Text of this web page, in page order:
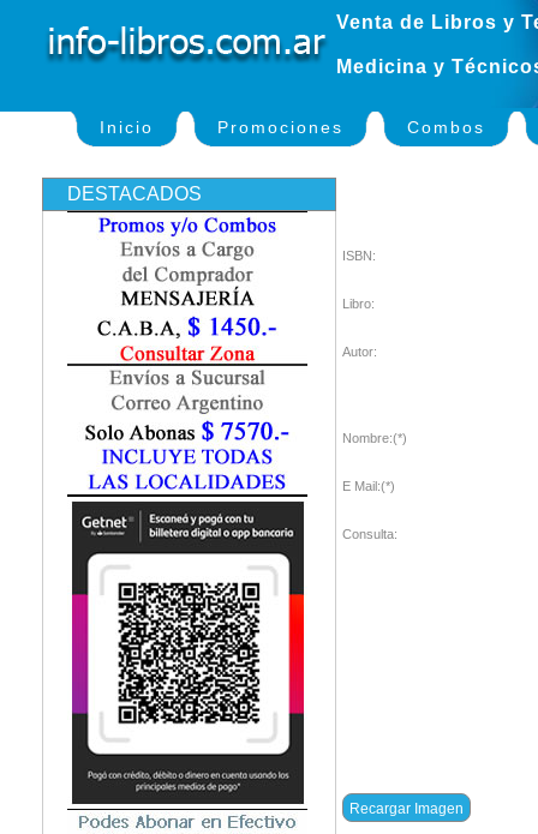
Venta de Libros y
Medicina y
Inicio Promociones Combos
DESTACADOS
ISBN:
Libro:
Autor:
Nombre:(*)
E Mail:(*)
Consulta: